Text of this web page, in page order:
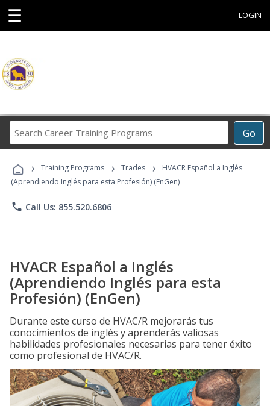
☰ LOGIN
Go
Career
Programs
› Training Programs › Trades ›
HVACR Español a Inglés
(Aprendiendo Inglés para esta Profesión) (EnGen)
phone Call Us: 855.520.6806
HVACR Español a Inglés
(Aprendiendo Inglés para esta
Profesión) (EnGen)
Durante este curso de HVAC/R mejorarás tus
conocimientos de inglés y aprenderás valiosas
habilidades profesionales necesarias para tener éxito
como profesional de HVAC/R.